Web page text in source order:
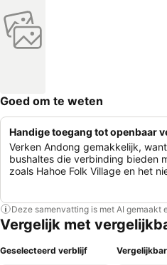
Goed om te weten
Handige toegang tot openbaar
Verken Andong gemakkelijk,
bushaltes die verbinding bieden
zoals Hahoe Folk Village en het
Deze samenvatting is met AI gemaakt
Vergelijk met
Geselecteerd verblijf